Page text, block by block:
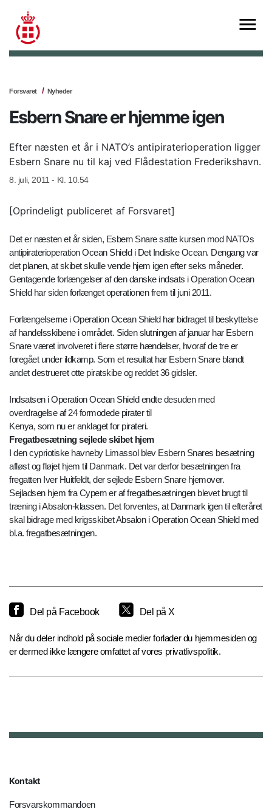
Forsvaret Nyheder
Esbern Snare er hjemme igen
Efter næsten et år i NATO’s antipiraterioperation ligger
Esbern Snare nu til kaj ved Flådestation Frederikshavn.
8. juli, 2011 - Kl. 10.54
[Oprindeligt publiceret af Forsvaret]
Det er næsten et år siden, Esbern Snare satte kursen mod NATOs
antipiraterioperation Ocean Shield i Det Indiske Ocean. Dengang var
det planen, at skibet skulle vende hjem igen efter seks måneder.
Gentagende forlængelser af den danske indsats i Operation Ocean
Shield har siden forlænget operationen frem til juni 2011.
Forlængelserne i Operation Ocean Shield har bidraget til beskyttelse
af handelsskibene i området. Siden slutningen af januar har Esbern
Snare været involveret i flere større hændelser, hvoraf de tre er
foregået under ildkamp. Som et resultat har Esbern Snare blandt
andet destrueret otte piratskibe og reddet 36 gidsler.
Indsatsen i Operation Ocean Shield endte desuden med
overdragelse af 24 formodede pirater til
Kenya, som nu er anklaget for pirateri.
Fregatbesætning sejlede skibet hjem
I den cypriotiske havneby Limassol blev Esbern Snares besætning
afløst og fløjet hjem til Danmark. Det var derfor besætningen fra
fregatten Iver Huitfeldt, der sejlede Esbern Snare hjemover.
Sejladsen hjem fra Cypern er af fregatbesætningen blevet brugt til
træning i Absalon-klassen. Det forventes, at Danmark igen til efteråret
skal bidrage med krigsskibet Absalon i Operation Ocean Shield med
bl.a. fregatbesætningen.
Del på Facebook Del på X
Når du deler indhold på sociale medier forlader du hjemmesiden og
er dermed ikke længere omfattet af vores privatlivspolitik.
Kontakt
Forsvarskommandoen